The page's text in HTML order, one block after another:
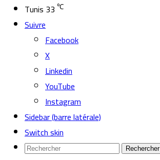
Tunis 33 ℃
Suivre
Facebook
X
Linkedin
YouTube
Instagram
Sidebar (barre latérale)
Switch skin
Rechercher